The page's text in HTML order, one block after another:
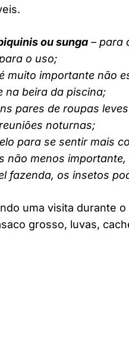
ou sunga – para
o uso;
muito importante não
na beira da piscina;
pares de roupas
noturnas;
para se sentir mais
não menos
fazenda, os insetos
uma visita durante
grosso, luvas,